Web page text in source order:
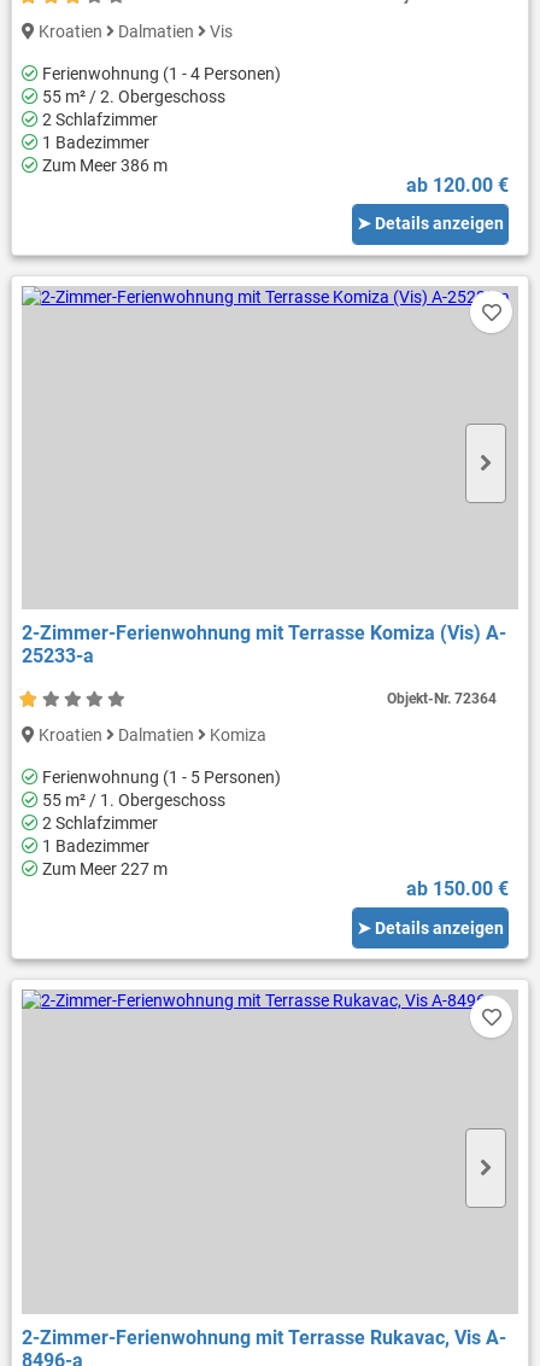
Kroatien Dalmatien Vis
Ferienwohnung (1 - 4 Personen)
55 m² / 2. Obergeschoss
2 Schlafzimmer
1 Badezimmer
Zum Meer 386 m
ab 120.00 €
➤ Details anzeigen
2-Zimmer-Ferienwohnung mit Terrasse Komiza (Vis) A-
25233-a
Kroatien Dalmatien Komiza
Ferienwohnung (1 - 5 Personen)
55 m² / 1. Obergeschoss
2 Schlafzimmer
1 Badezimmer
Zum Meer 227 m
ab 150.00 €
➤ Details anzeigen
Objekt-Nr.72364
2-Zimmer-Ferienwohnung mit Terrasse Rukavac, Vis A-
8496-a